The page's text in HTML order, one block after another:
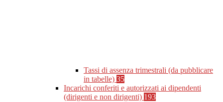
Tassi di assenza trimestrali (da pubblicare
in tabelle) 35
Incarichi conferiti e autorizzati ai dipendenti
(dirigenti e non dirigenti) 193